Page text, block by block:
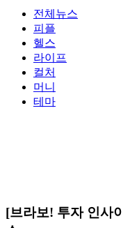
전체뉴스
피플
헬스
라이프
컬처
머니
테마
[브라보! 투자 인사